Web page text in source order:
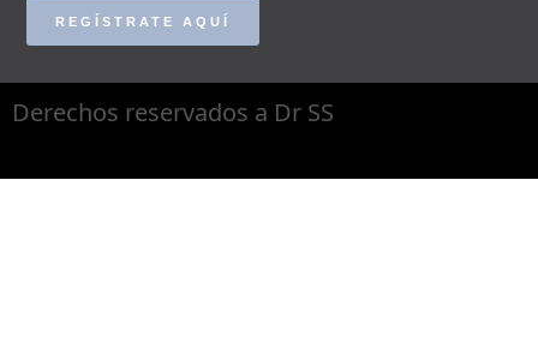
REGÍSTRATE AQUÍ
Derechos reservados a Dr SS